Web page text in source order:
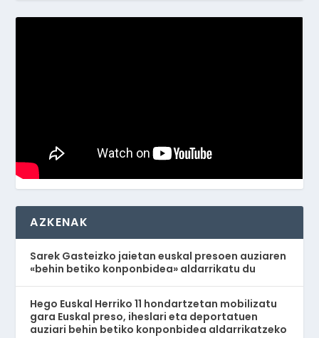
AZKENAK
Sarek Gasteizko jaietan euskal presoen auziaren
«behin betiko konponbidea» aldarrikatu du
Hego Euskal Herriko 11 hondartzetan mobilizatu
gara Euskal preso, iheslari eta deportatuen
auziari behin betiko konponbidea aldarrikatzeko